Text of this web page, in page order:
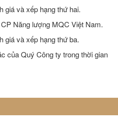
giá và xếp hạng thứ hai.
Năng lượng MQC Việt Nam.
giá và xếp hạng thứ ba.
của Quý Công ty trong thời gian